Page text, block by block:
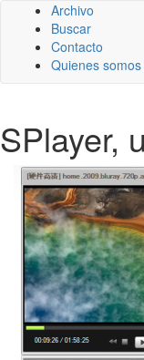
Archivo
Buscar
Contacto
Quienes somos
SPlayer,